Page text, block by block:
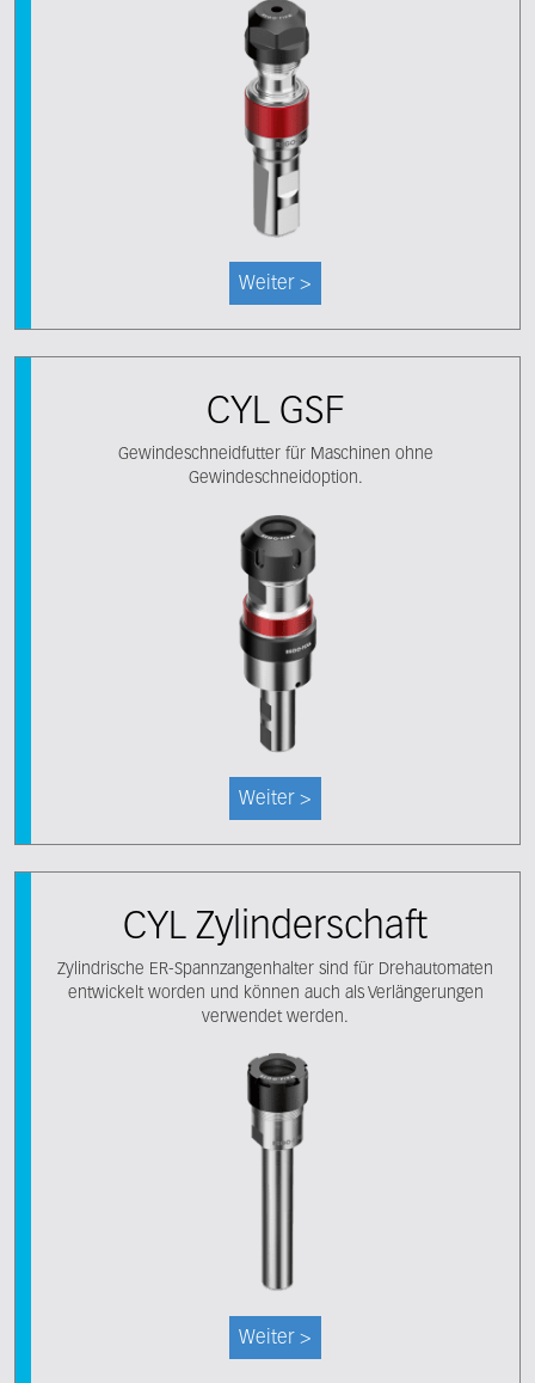
Weiter >
CYL GSF
Gewindeschneidfutter für Maschinen ohne
Gewindeschneidoption.
Weiter >
CYL Zylinderschaft
Zylindrische ER-Spannzangenhalter sind für Drehautomaten
entwickelt worden und können auch als Verlängerungen
verwendet werden.
Weiter >